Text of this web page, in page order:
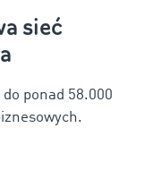
sieć
ponad 58.000